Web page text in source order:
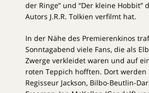
der Ringe” und “Der kleine Hobbit”
Autors J.R.R. Tolkien verfilmt hat.
In der Nähe des Premierenkinos
Sonntagabend viele Fans, die als
Zwerge verkleidet waren und auf
roten Teppich hofften. Dort
Regisseur Jackson, Bilbo-Beutlin-